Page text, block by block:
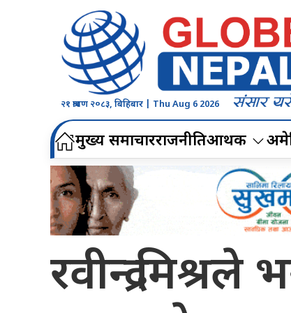
२१ श्रावण २०८३, बिहिबार | Thu Aug 6 2026
मुख्य समाचारराजनीतिआर्थिक
रवीन्द्र